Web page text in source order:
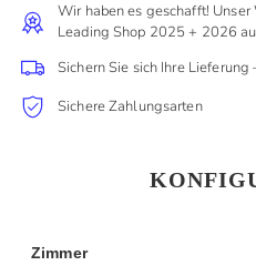
Wir haben es geschafft!
Leading Shop 2025 + 2026
Sichern Sie sich Ihre
Sichere Zahlungsarten
Zimmer